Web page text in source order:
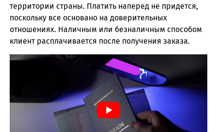
территории страны. Платить наперед не придется,
поскольку все основано на доверительных
отношениях. Наличным или безналичным способом
клиент расплачивается после получения заказа.